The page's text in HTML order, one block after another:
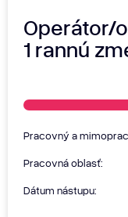
Operátor/
1 rannú
Pracovný a
Pracovná oblasť:
Dátum nástupu: